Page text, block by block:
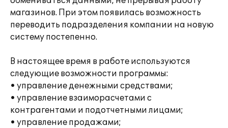
магазинов. При этом появилась возможность
переводить подразделения компании на новую
систему постепенно.
В настоящее время в работе используются
следующие возможности программы:
• управление денежными средствами;
• управление взаиморасчетами с
контрагентами и подотчетными лицами;
• управление продажами;